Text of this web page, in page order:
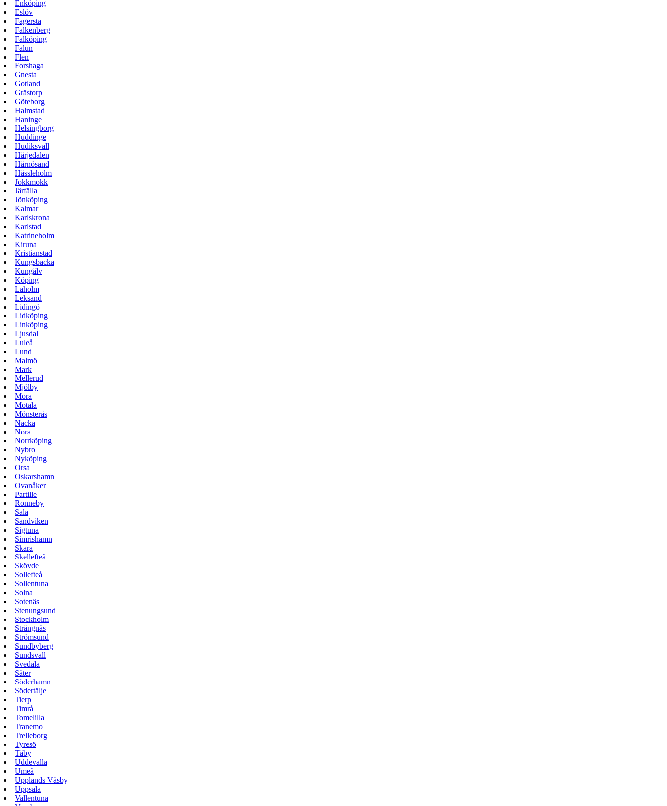
Enköping
Eslöv
Fagersta
Falkenberg
Falköping
Falun
Flen
Forshaga
Gnesta
Gotland
Grästorp
Göteborg
Halmstad
Haninge
Helsingborg
Huddinge
Hudiksvall
Härjedalen
Härnösand
Hässleholm
Jokkmokk
Järfälla
Jönköping
Kalmar
Karlskrona
Karlstad
Katrineholm
Kiruna
Kristianstad
Kungsbacka
Kungälv
Köping
Laholm
Leksand
Lidingö
Lidköping
Linköping
Ljusdal
Luleå
Lund
Malmö
Mark
Mellerud
Mjölby
Mora
Motala
Mönsterås
Nacka
Nora
Norrköping
Nybro
Nyköping
Orsa
Oskarshamn
Ovanåker
Partille
Ronneby
Sala
Sandviken
Sigtuna
Simrishamn
Skara
Skellefteå
Skövde
Sollefteå
Sollentuna
Solna
Sotenäs
Stenungsund
Stockholm
Strängnäs
Strömsund
Sundbyberg
Sundsvall
Svedala
Säter
Söderhamn
Södertälje
Tierp
Timrå
Tomelilla
Tranemo
Trelleborg
Tyresö
Täby
Uddevalla
Umeå
Upplands Väsby
Uppsala
Vallentuna